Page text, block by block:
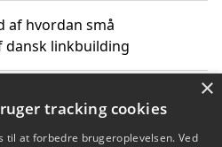
af hvordan små
dansk linkbuilding
×
tracking cookies
til at forbedre brugeroplevelsen. Ved